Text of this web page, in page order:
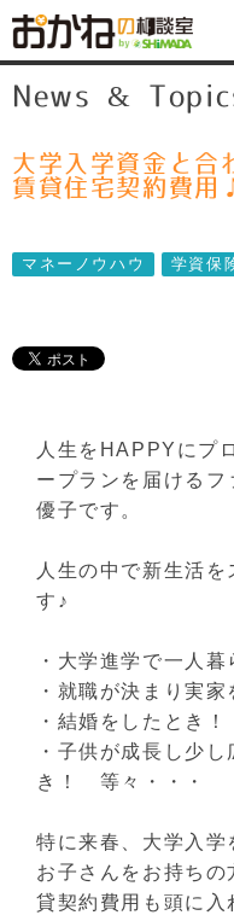
おかねの相談室 by
嶋田商事
News &
大学入学資金と合
賃貸住宅契約費用
マネーノウハウ 学資保
人生をHAPPYにプ
ープランを届ける
優子です。
人生の中で新生活
す♪
・大学進学で一人暮
・就職が決まり実
・結婚をしたとき！
・子供が成長し少
き！ 等々・・・
特に来春、大学入学
お子さんをお持ち
貸契約費用も頭に入